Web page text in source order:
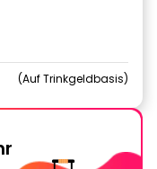
Auf Trinkgeldbasis